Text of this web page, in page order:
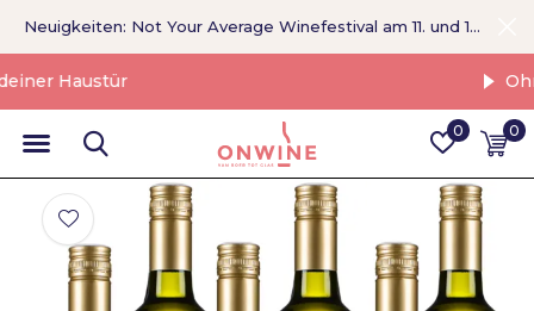
0 0
Neuigkeiten: Not Your Average Winefestival am 11. und 12. September >